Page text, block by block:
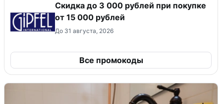
Скидка до 3 000 рублей при покупке
от 15 000 рублей
До 31 августа, 2026
Все промокоды